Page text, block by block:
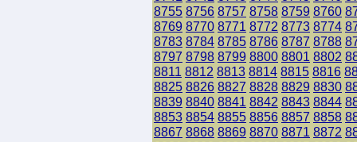
8755 8756 8757 8758 8759 8760
8769 8770 8771 8772 8773 8774
8783 8784 8785 8786 8787 8788
8797 8798 8799 8800 8801 8802
8811 8812 8813 8814 8815 8816
8825 8826 8827 8828 8829 8830
8839 8840 8841 8842 8843 8844
8853 8854 8855 8856 8857 8858
8867 8868 8869 8870 8871 8872